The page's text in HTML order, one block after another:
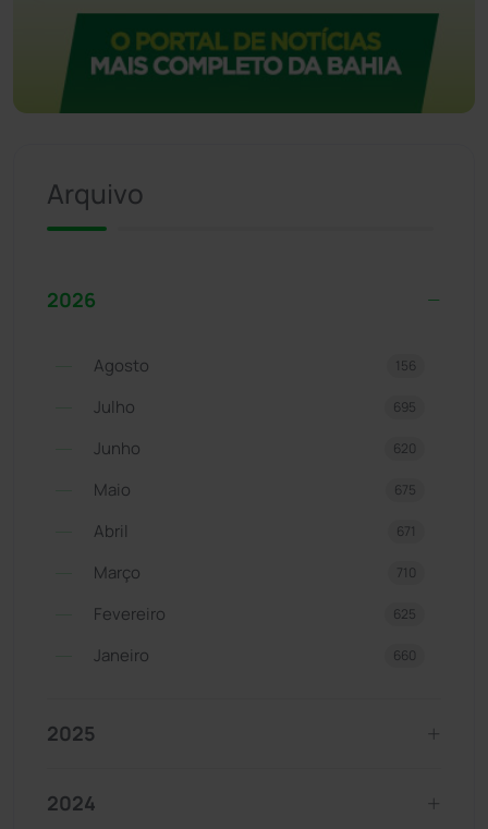
Arquivo
2026
Agosto 156
Julho 695
Junho 620
Maio 675
Abril 671
Março 710
Fevereiro 625
Janeiro 660
2025
2024